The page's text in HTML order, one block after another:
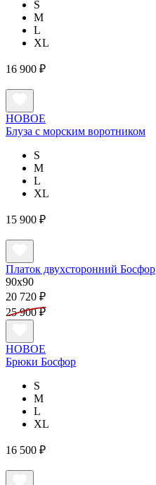
S
M
L
XL
16 900 ₽
НОВОЕ
Блуза с морским воротником
S
M
L
XL
15 900 ₽
Платок двухсторонний Босфор
90x90
20 720 ₽
25 900 ₽
НОВОЕ
Брюки Босфор
S
M
L
XL
16 500 ₽